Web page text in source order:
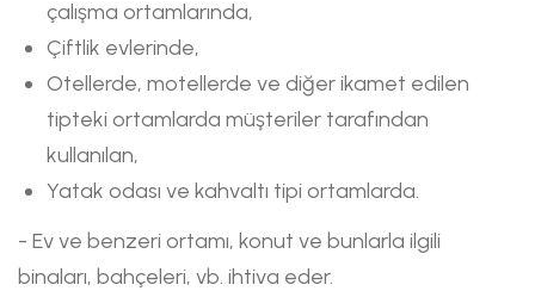
çalışma ortamlarında,
Çiftlik evlerinde,
Otellerde, motellerde ve diğer ikamet edilen
tipteki ortamlarda müşteriler tarafından
kullanılan,
Yatak odası ve kahvaltı tipi ortamlarda.
- Ev ve benzeri ortamı, konut ve bunlarla ilgili
binaları, bahçeleri, vb. ihtiva eder.